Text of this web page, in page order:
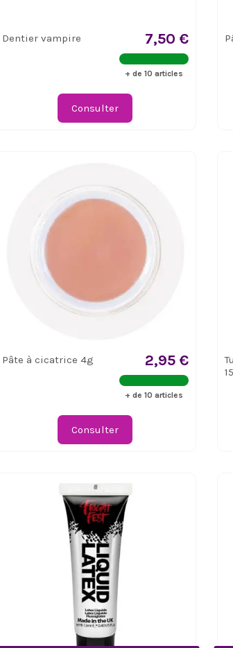
Dentier vampire 7,50 €
+ de 10 articles
Consulter
Pâte à cicatrice 4g 2,95 €
+ de 10 articles
Consulter